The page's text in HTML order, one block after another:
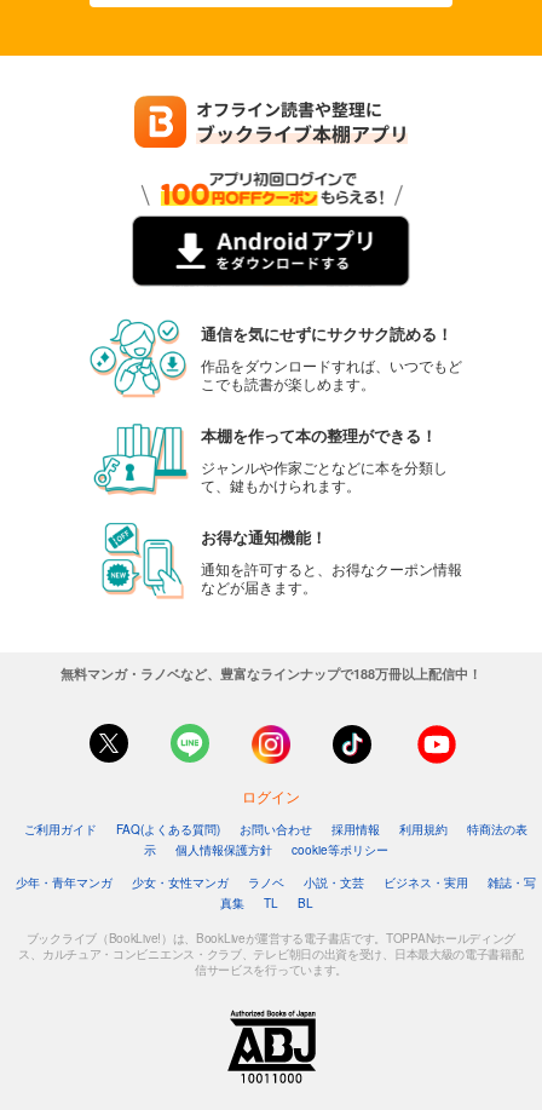
通信を気にせずにサクサク読める！
作品をダウンロードすれば、いつでもど
こでも読書が楽しめます。
本棚を作って本の整理ができる！
ジャンルや作家ごとなどに本を分類し
て、鍵もかけられます。
お得な通知機能！
通知を許可すると、お得なクーポン情報
などが届きます。
無料マンガ・ラノベなど、豊富なラインナップで188万冊以上配信中！
ログイン
ご利用ガイド FAQ(よくある質問) お問い合わせ 採用情報 利用規約
特商法の表
示
個人情報保護方針
cookie等ポリシー
少年・青年マンガ
少女・女性マンガ ラノベ 小説・文芸 ビジネス・実用
雑誌・写
真集
TL BL
ブックライブ（BookLive!）は、BookLiveが運営する電子書店です。TOPPANホールディング
ス、カルチュア・コンビニエンス・クラブ、テレビ朝日の出資を受け、日本最大級の電子書籍配
信サービスを行っています。